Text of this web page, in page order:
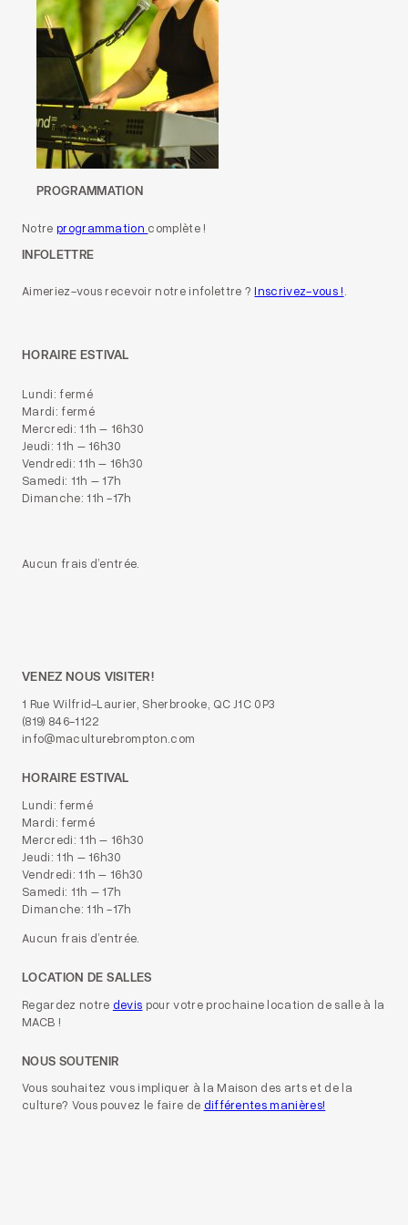
PROGRAMMATION
Notre programmation complète !
INFOLETTRE
Aimeriez-vous recevoir notre infolettre ?Inscrivez-vous !.
HORAIRE ESTIVAL
Lundi: fermé
Mardi: fermé
Mercredi: 11h – 16h30
Jeudi: 11h – 16h30
Vendredi: 11h – 16h30
Samedi: 11h – 17h
Dimanche: 11h -17h
Aucun frais d’entrée.
VENEZ NOUS VISITER!
1 Rue Wilfrid-Laurier, Sherbrooke, QC J1C 0P3
(819) 846-1122
info@maculturebrompton.com
HORAIRE ESTIVAL
Lundi: fermé
Mardi: fermé
Mercredi: 11h – 16h30
Jeudi: 11h – 16h30
Vendredi: 11h – 16h30
Samedi: 11h – 17h
Dimanche: 11h -17h
Aucun frais d’entrée.
LOCATION DE SALLES
Regardez notre devis pour votre prochaine location de salle à la
MACB !
NOUS SOUTENIR
Vous souhaitez vous impliquer à la Maison des arts et de la
culture? Vous pouvez le faire de différentes manières!